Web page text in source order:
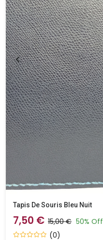
Tapis De Souris Bleu Nuit
7,50 € 15,00 € 50% Off
(0)